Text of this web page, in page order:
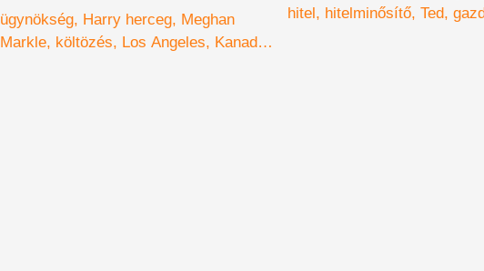
ügynökség Harry herceg Meghan
Markle költözés Los Angeles
Kanada
hitel
hitelminősítő Ted